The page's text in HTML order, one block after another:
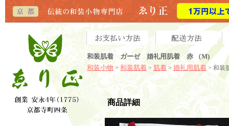
和装肌着 ガーゼ 婚礼用肌着 赤 （M)
和装小物 > 和装肌着 > 肌着 >婚礼用肌着 > 和
商品詳細